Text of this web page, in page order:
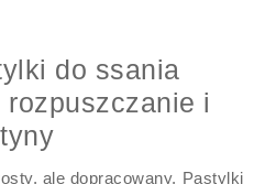
do ssania
i
ale dopracowany. Pastylki